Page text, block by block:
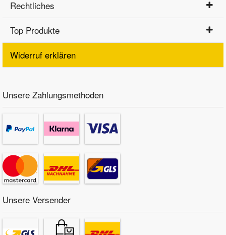
Rechtliches
Top Produkte
Widerruf erklären
Unsere Zahlungsmethoden
Unsere Versender